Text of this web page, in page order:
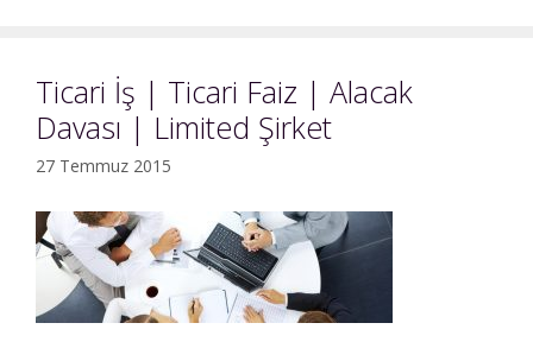
Ticari İş | Ticari Faiz | Alacak
Davası | Limited Şirket
27 Temmuz 2015